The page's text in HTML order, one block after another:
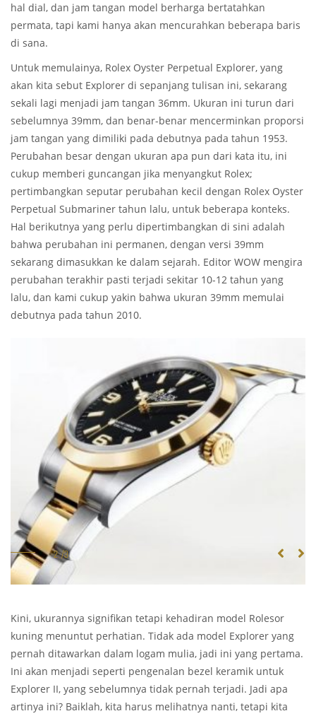
hal dial, dan jam tangan model berharga bertatahkan
permata, tapi kami hanya akan mencurahkan beberapa baris
di sana.
Untuk memulainya, Rolex Oyster Perpetual Explorer, yang
akan kita sebut Explorer di sepanjang tulisan ini, sekarang
sekali lagi menjadi jam tangan 36mm. Ukuran ini turun dari
sebelumnya 39mm, dan benar-benar mencerminkan proporsi
jam tangan yang dimiliki pada debutnya pada tahun 1953.
Perubahan besar dengan ukuran apa pun dari kata itu, ini
cukup memberi guncangan jika menyangkut Rolex;
pertimbangkan seputar perubahan kecil dengan Rolex Oyster
Perpetual Submariner tahun lalu, untuk beberapa konteks.
Hal berikutnya yang perlu dipertimbangkan di sini adalah
bahwa perubahan ini permanen, dengan versi 39mm
sekarang dimasukkan ke dalam sejarah. Editor WOW mengira
perubahan terakhir pasti terjadi sekitar 10-12 tahun yang
lalu, dan kami cukup yakin bahwa ukuran 39mm memulai
debutnya pada tahun 2010.
Kini, ukurannya signifikan tetapi kehadiran model Rolesor
kuning menuntut perhatian. Tidak ada model Explorer yang
pernah ditawarkan dalam logam mulia, jadi ini yang pertama.
Ini akan menjadi seperti pengenalan bezel keramik untuk
Explorer II, yang sebelumnya tidak pernah terjadi. Jadi apa
artinya ini? Baiklah, kita harus melihatnya nanti, tetapi kita